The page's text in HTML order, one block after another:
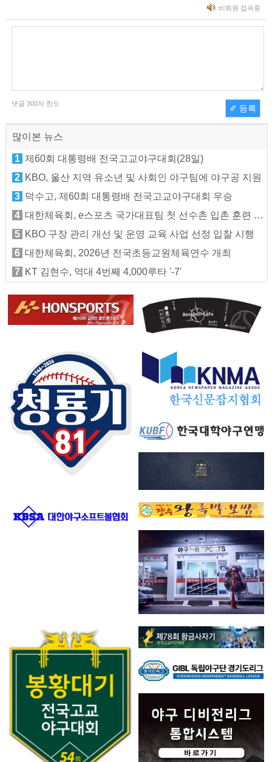
비회원 접속중
댓글 300자 한도 ✐ 등록
많이본 뉴스
1 제60회 대통령배 전국고교야구대회(28일)
2 KBO, 울산 지역 유소년 및 사회인 야구팀에 야구공 지원
3 덕수고, 제60회 대통령배 전국고교야구대회 우승
4 대한체육회, e스포츠 국가대표팀 첫 선수촌 입촌 훈련 지원
5 KBO 구장 관리 개선 및 운영 교육 사업 선정 입찰 시행
6 대한체육회, 2026년 전국초등교원체육연수 개최
7
KT 김현수, 역대 4번째 4,000루타 '-7'